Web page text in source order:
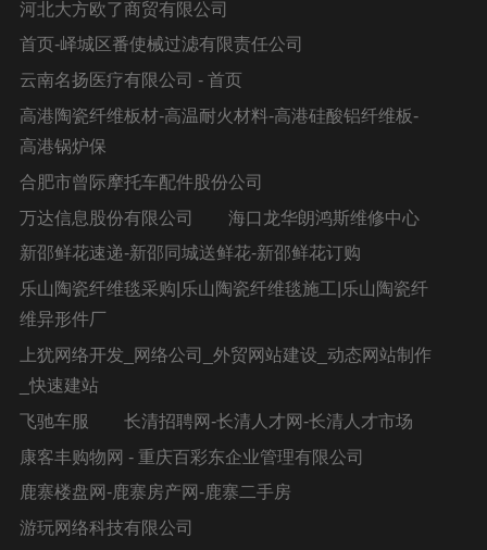
河北大方欧了商贸有限公司
首页-峄城区番使械过滤有限责任公司
云南名扬医疗有限公司 - 首页
高港陶瓷纤维板材-高温耐火材料-高港硅酸铝纤维板-
高港锅炉保
合肥市曾际摩托车配件股份公司
万达信息股份有限公司
海口龙华朗鸿斯维修中心
新邵鲜花速递-新邵同城送鲜花-新邵鲜花订购
乐山陶瓷纤维毯采购|乐山陶瓷纤维毯施工|乐山陶瓷纤
维异形件厂
上犹网络开发_网络公司_外贸网站建设_动态网站制作
_快速建站
飞驰车服
长清招聘网-长清人才网-长清人才市场
康客丰购物网 - 重庆百彩东企业管理有限公司
鹿寨楼盘网-鹿寨房产网-鹿寨二手房
游 玩 网 络 科 技 有 限 公 司